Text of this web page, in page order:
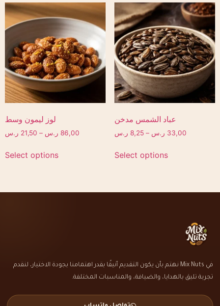
لوز ليمون وسط
21,50 ر.س – 86,00 ر.س
Select options
عباد الشمس مدخن
8,25 ر.س – 33,00 ر.س
Select options
في Mix Nuts نهتم بأن يكون التقديم أنيقًا بقدر اهتمامنا بجودة الاختيار، لنقدم
تجربة تليق بالهدايا، والضيافة، والمناسبات المختلفة.